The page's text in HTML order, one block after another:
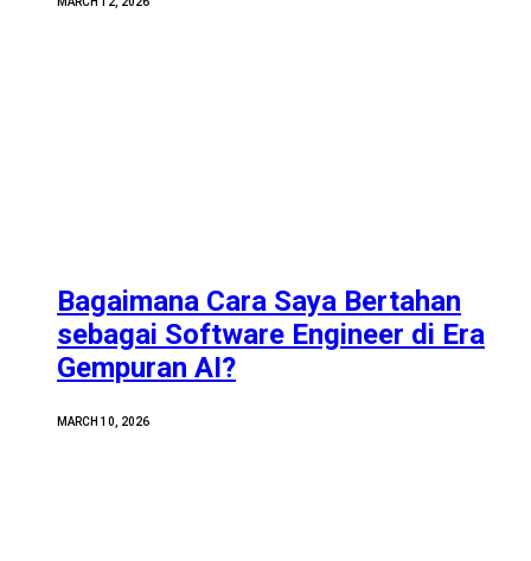
Bagaimana Cara Saya Bertahan
sebagai Software Engineer di Era
Gempuran AI?
MARCH 10, 2026